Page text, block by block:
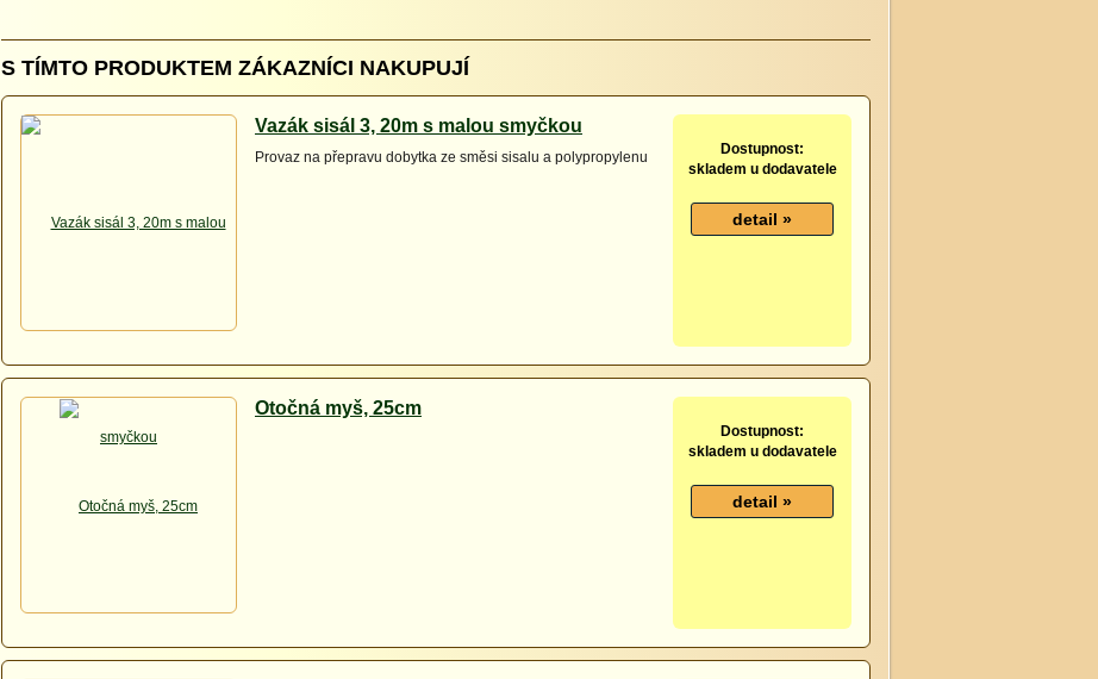
S TÍMTO PRODUKTEM ZÁKAZNÍCI NAKUPUJÍ
Vazák sisál 3, 20m s malou smyčkou
Provaz na přepravu dobytka ze směsi sisalu a polypropylenu
Dostupnost:
skladem u dodavatele
Otočná myš, 25cm
Dostupnost:
skladem u dodavatele